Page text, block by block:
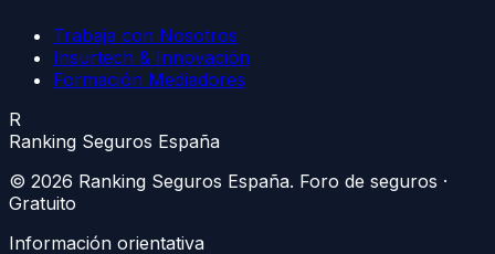
Trabaja con Nosotros
Insurtech & Innovación
Formación Mediadores
R
Ranking Seguros España
© 2026 Ranking Seguros España. Foro de seguros ·
Gratuito
Información orientativa